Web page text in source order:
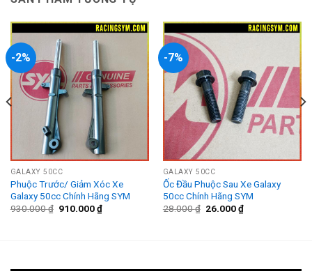
-2%
GALAXY 50CC
Phuộc Trước/ Giảm Xóc Xe
Galaxy 50cc Chính Hãng SYM
930.000₫ Giá
910.000₫Giá
hiện
-7%
GALAXY 50CC
Ốc Đầu Phuộc Sau Xe Galaxy
50cc Chính Hãng SYM
28.000₫ Giá
26.000₫Giá
hiện